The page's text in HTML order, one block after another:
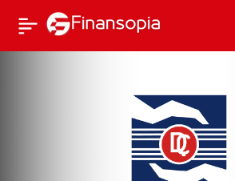
Kardemir (KRDMD) yeni